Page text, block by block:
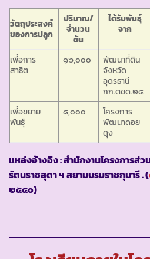
วัตถุประสงค์
ของการปลูก
ปริมาณ/
จำนวน
ต้น
ได้รับพันธุ์
จาก
เพื่อการ
สาธิต
๑๖,๐๐๐
พัฒนาที่ดิน
จังหวัด
อุดรธานี
กก.ตชด.๒๔
เพื่อขยาย
พันธุ์
๘,๐๐๐
โครงการ
พัฒนาดอย
ตุง
แหล่งอ้างอิง : สำนักงานโครงการส่
รัตนราชสุดา ฯ สยามบรมราชกุมารี . (
๒๕๔๐)